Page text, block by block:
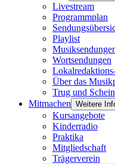
Livestream
Programmplan
Playlist
Wortsendungen
Über das
Trug und Schein
Mitmachen Weitere
Kursangebote
Kinderradio
Praktika
Mitgliedschaft
Trägerverein